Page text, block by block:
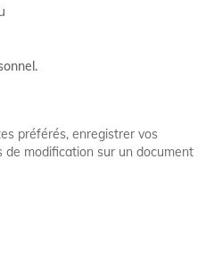
préférés, enregistrer vos
de modification sur un document